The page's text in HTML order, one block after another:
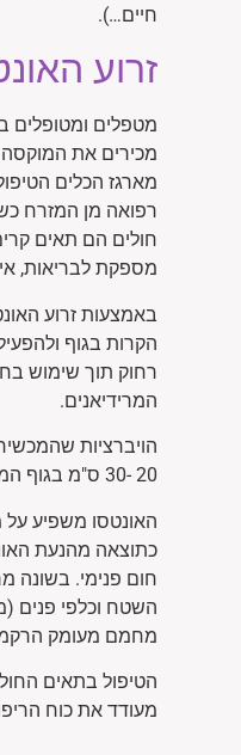
חיים…).
זרוע
מטפלים ומטופלים
מכירים את המוקסה
מארגז הכלים
רפואה מן המזרח
חולים הם תאים
מספקת לבריאות,
באמצעות זרוע
הקרות בגוף
רחוק תוך שימוש
המרידיאנים.
הויברציות
20 -30 ס"מ בגוף המטופל.
האונטסו משפיע על
כתוצאה מהנעת
חום פנימי. בשונה
השטח וכלפי פנים
מחמם מעומק
הטיפול בתאים
מעודד את כוח